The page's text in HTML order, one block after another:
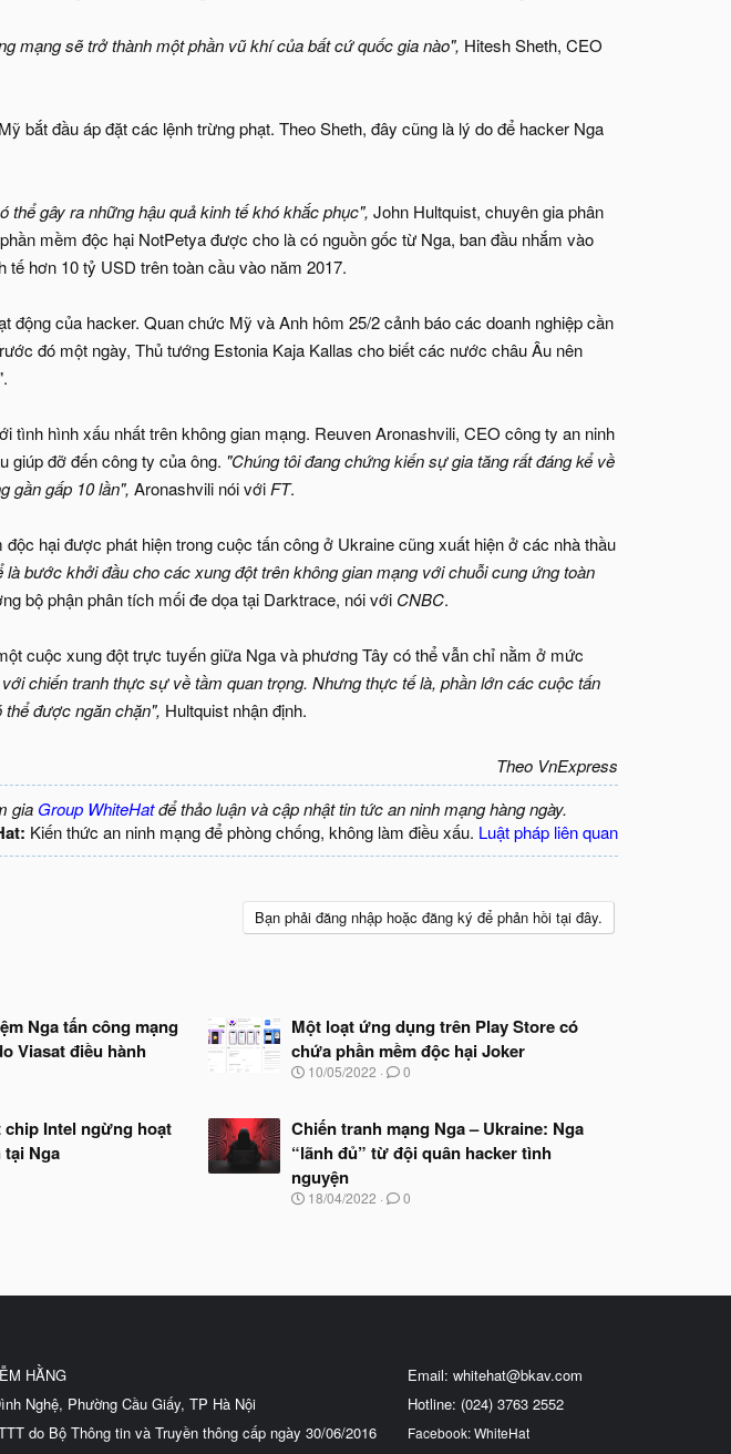
mạng sẽ trở thành một phần vũ khí của bất cứ quốc gia nào", Hitesh Sheth, CEO
bắt đầu áp đặt các lệnh trừng phạt. Theo Sheth, đây cũng là lý do để hacker Nga
thể gây ra những hậu quả kinh tế khó khắc phục", John Hultquist, chuyên gia phân
mềm độc hại NotPetya được cho là có nguồn gốc từ Nga, ban đầu nhắm vào
tế hơn 10 tỷ USD trên toàn cầu vào năm 2017.
động của hacker. Quan chức Mỹ và Anh hôm 25/2 cảnh báo các doanh nghiệp cần
đó một ngày, Thủ tướng Estonia Kaja Kallas cho biết các nước châu Âu nên
tình hình xấu nhất trên không gian mạng. Reuven Aronashvili, CEO công ty an ninh
giúp đỡ đến công ty của ông. "Chúng tôi đang chứng kiến sự gia tăng rất đáng kể về
gần gấp 10 lần", Aronashvili nói với FT.
hại được phát hiện trong cuộc tấn công ở Ukraine cũng xuất hiện ở các nhà thầu
là bước khởi đầu cho các xung đột trên không gian mạng với chuỗi cung ứng toàn
bộ phận phân tích mối đe dọa tại Darktrace, nói với CNBC.
cuộc xung đột trực tuyến giữa Nga và phương Tây có thể vẫn chỉ nằm ở mức
chiến tranh thực sự về tầm quan trọng. Nhưng thực tế là, phần lớn các cuộc tấn
được ngăn chặn", Hultquist nhận định.
Theo VnExpress
gia Group WhiteHatđể thảo luận và cập nhật tin tức an ninh mạng hàng ngày.
Kiến thức an ninh mạng để phòng chống, không làm điều xấu. Luật pháp liên quan
Bạn phải đăng nhập hoặc đăng ký để phản hồi tại đây.
Nga tấn công mạng
Viasat điều hành
Một loạt ứng dụng trên Play Store có
chứa phần mềm độc hại Joker
N
y
b
ắ
t
đ
10/05/2022 0
chip Intel ngừng hoạt
Nga
Chiến tranh mạng Nga – Ukraine: Nga
“lãnh đủ” từ đội quân hacker tình
nguyện
N
18/04/2022 0
HẰNG
Nghệ, Phường Cầu Giấy, TP Hà Nội
do Bộ Thông tin và Truyền thông cấp ngày 30/06/2016
Email: whitehat@bkav.com
Hotline: (024) 3763 2552
Facebook: WhiteHat